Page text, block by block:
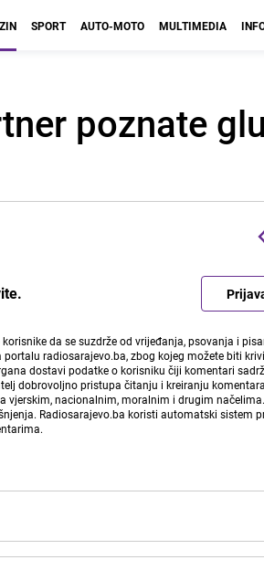
SPORT AUTO-MOTO MULTIMEDIA
poznate
da se suzdrže od vrijeđanja, psovanja i
radiosarajevo.ba, zbog kojeg možete biti
dostavi podatke o korisniku čiji komentari
dobrovoljno pristupa čitanju i kreiranju
nacionalnim, moralnim i drugim
Radiosarajevo.ba koristi automatski sistem